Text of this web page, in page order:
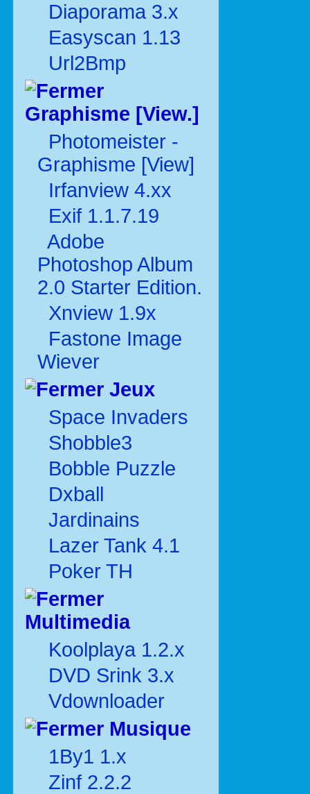
Diaporama 3.x
Easyscan 1.13
Url2Bmp
Graphisme [View.]
Photomeister -
Graphisme [View]
Irfanview 4.xx
Exif 1.1.7.19
Adobe
Photoshop Album
2.0 Starter Edition.
Xnview 1.9x
Fastone Image
Wiever
Jeux
Space Invaders
Shobble3
Bobble Puzzle
Dxball
Jardinains
Lazer Tank 4.1
Poker TH
Multimedia
Koolplaya 1.2.x
DVD Srink 3.x
Vdownloader
Musique
1By1 1.x
Zinf 2.2.2